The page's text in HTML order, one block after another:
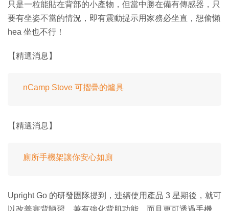
只是一粒能貼在背部的小產物，但當中勝在備有傳感器，只
要有坐姿不當的情況，即有震動提示用家務必坐直，想偷懶
hea 坐也不行！
【精選消息】
nCamp Stove 可摺疊的爐具
【精選消息】
廁所手機架讓你安心如廁
Upright Go 的研發團隊提到，連續使用產品 3 星期後，就可
以改善寒背陋習，兼有強化背肌功能，而且更可透過手機